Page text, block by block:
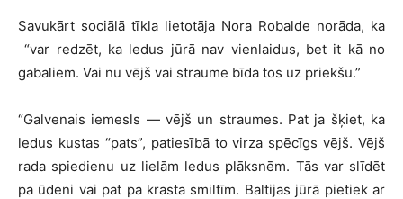
Savukārt sociālā tīkla lietotāja Nora Robalde norāda, ka
“var redzēt, ka ledus jūrā nav vienlaidus, bet it kā no
gabaliem. Vai nu vējš vai straume bīda tos uz priekšu.”
“Galvenais iemesls — vējš un straumes. Pat ja šķiet, ka
ledus kustas “pats”, patiesībā to virza spēcīgs vējš. Vējš
rada spiedienu uz lielām ledus plāksnēm. Tās var slīdēt
pa ūdeni vai pat pa krasta smiltīm. Baltijas jūrā pietiek ar